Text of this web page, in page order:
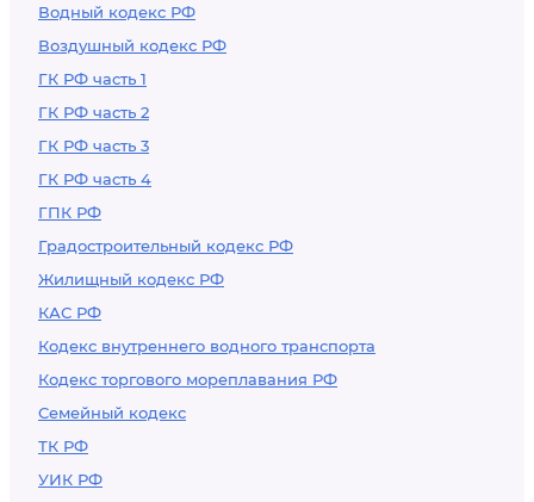
Водный кодекс РФ
Воздушный кодекс РФ
ГК РФ часть 1
ГК РФ часть 2
ГК РФ часть 3
ГК РФ часть 4
ГПК РФ
Градостроительный кодекс РФ
Жилищный кодекс РФ
КАС РФ
Кодекс внутреннего водного транспорта
Кодекс торгового мореплавания РФ
Семейный кодекс
ТК РФ
УИК РФ